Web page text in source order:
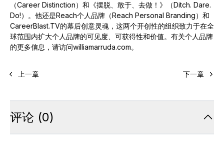
（Career Distinction）和《摆脱、敢于、去做！》（Ditch. Dare.
Do!）。他还是Reach个人品牌（Reach Personal Branding）和
CareerBlast.TV的幕后创意灵魂，这两个开创性的组织致力于在全
球范围内扩大个人品牌的可见度、可获得性和价值。有关个人品牌
的更多信息，请访问williamarruda.com。
上一章 下一章
评论 (0)